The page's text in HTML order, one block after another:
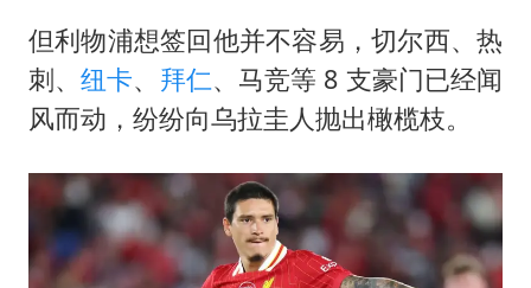
但利物浦想签回他并不容易，切尔西、热
刺、纽卡、 拜仁、马竞等 8 支豪门已经闻
风而动，纷纷向乌拉圭人抛出橄榄枝。